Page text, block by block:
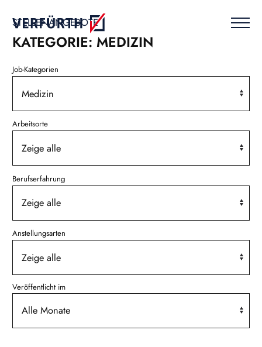
content
STELLENANGEBOTE
KATEGORIE: MEDIZIN
Job-Kategorien
Arbeitsorte
Berufserfahrung
Anstellungsarten
Veröffentlicht im